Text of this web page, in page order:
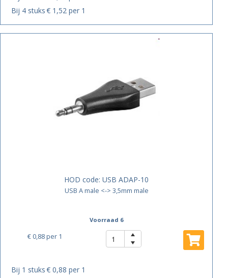
Bij 4 stuks€ 1,52 per 1
HOD code: USB ADAP-10
USB A male <-> 3,5mm male
Voorraad 6
€ 0,88per 1
Bij 1 stuks€ 0,88 per 1